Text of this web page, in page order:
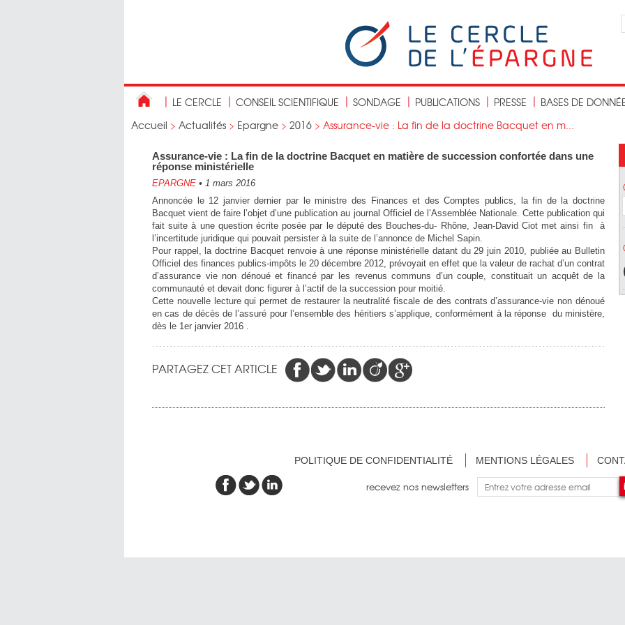
LE CERCLE CONSEIL SCIENTIFIQUE SONDAGE PUBLICATIONS PRESSE
BASES DE
Accueil > Actualités > Epargne > 2016 > Assurance-vie : La fin de la doctrine Bacquet en m...
Assurance-vie : La fin de la doctrine Bacquet en matière de succession confortée dans une
réponse ministérielle
EPARGNE • 1 mars 2016
Annoncée le 12 janvier dernier par le ministre des Finances et des Comptes publics, la fin de la doctrine
Bacquet vient de faire l’objet d’une publication au journal Officiel de l’Assemblée Nationale. Cette publication qui
fait suite à une question écrite posée par le député des Bouches-du- Rhône, Jean-David Ciot met ainsi fin à
l’incertitude juridique qui pouvait persister à la suite de l’annonce de Michel Sapin.
Pour rappel, la doctrine Bacquet renvoie à une réponse ministérielle datant du 29 juin 2010, publiée au Bulletin
Officiel des finances publics-impôts le 20 décembre 2012, prévoyait en effet que la valeur de rachat d’un contrat
d’assurance vie non dénoué et financé par les revenus communs d’un couple, constituait un acquêt de la
communauté et devait donc figurer à l’actif de la succession pour moitié.
Cette nouvelle lecture qui permet de restaurer la neutralité fiscale de des contrats d’assurance-vie non dénoué
en cas de décès de l’assuré pour l’ensemble des héritiers s’applique, conformément à la réponse du ministère,
dès le 1er janvier 2016 .
PARTAGEZ CET ARTICLE
POLITIQUE DE CONFIDENTIALITÉ MENTIONS LÉGALES
recevez nos newsletters